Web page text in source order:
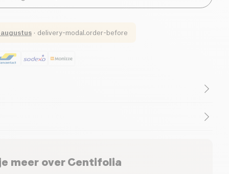
augustus · delivery-modal.order-before
meer over Centifolia